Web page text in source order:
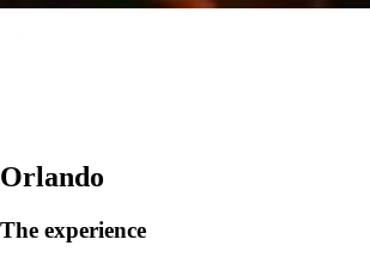
Orlando
The experience